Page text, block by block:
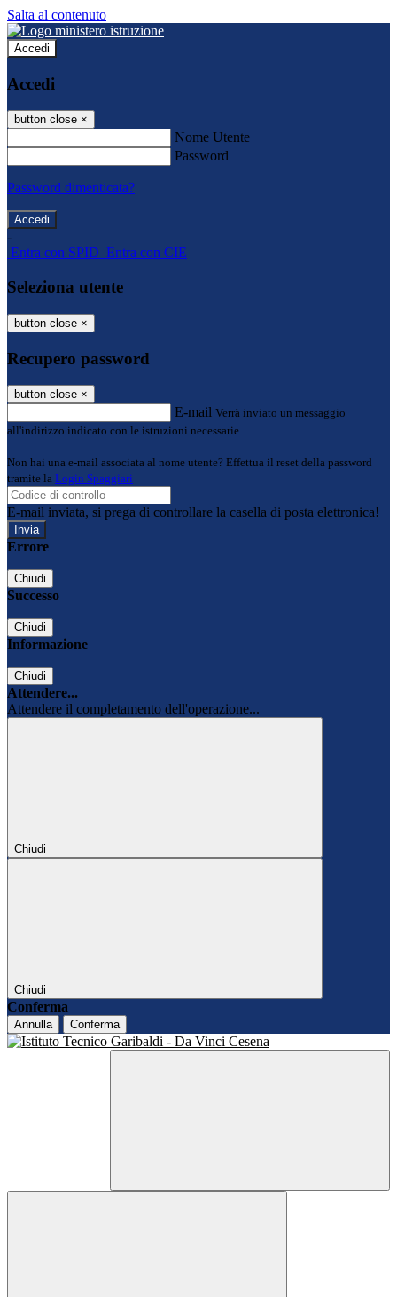
Salta al contenuto
Accedi
Accedi
button close ×
Nome Utente
Password
Password dimenticata?
-
Entra con SPID Entra con CIE
Seleziona utente
button close ×
Recupero password
button close ×
E-mail Verrà inviato un messaggio
all'indirizzo indicato con le istruzioni necessarie.
Non hai una e-mail associata al nome utente? Effettua il reset della password
tramite la Login Spaggiari
E-mail inviata, si prega di controllare la casella di posta elettronica!
Errore
Chiudi
Successo
Chiudi
Informazione
Chiudi
Attendere...
Attendere il completamento dell'operazione...
Chiudi
Chiudi
Conferma
Annulla Conferma